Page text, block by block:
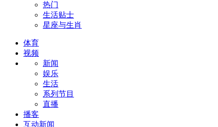
热门
生活贴士
星座与生肖
体育
视频
新闻
娱乐
生活
系列节目
直播
播客
互动新闻